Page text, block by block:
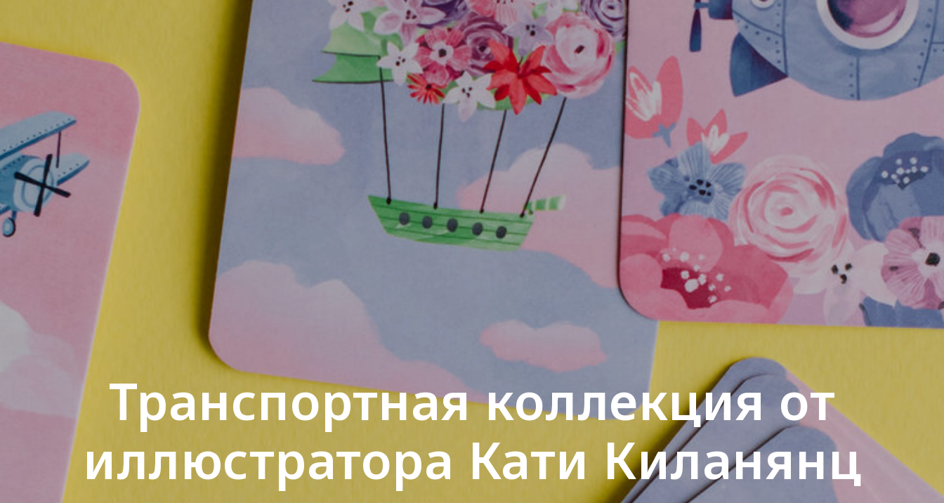
Транспортная коллекция от
иллюстратора Кати Киланянц